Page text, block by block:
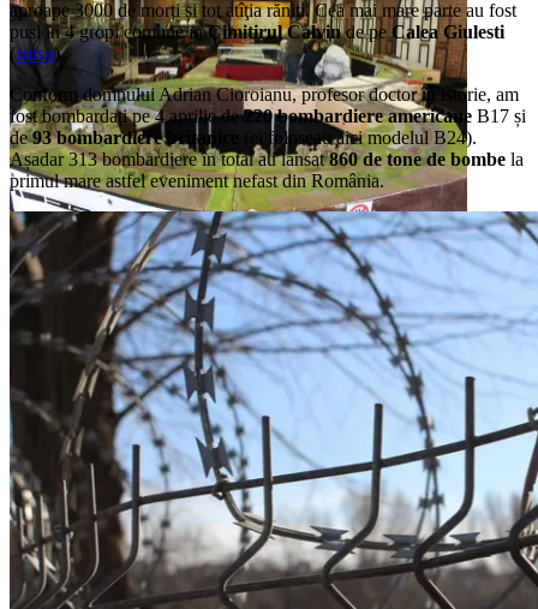
Gara de Nord și Muzeul CFR
Diorama cu trenuri
aproape 3000 de morți și tot atîţia răniţi. Cea mai mare parte au fost
pusi in 4 gropi comune inCimitirul Calvinde pe Calea Giulesti
(sursa).
Conform domnului Adrian Cioroianu, profesor doctor în istorie, am
fost bombardați pe 4 aprilie de220 bombardiere americane B17 și
de93 bombardiere britanice
(ei foloseau aici modelul B24).
Așadar 313 bombardiere în total au lansat860 de tone de bombe la
primul mare astfel eveniment nefast din România.